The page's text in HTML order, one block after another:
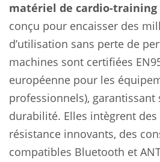
matériel de cardio-training
conçu pour encaisser des
d’utilisation sans perte de
machines sont certifiées
européenne pour les
professionnels), garantissant
durabilité. Elles intègrent des
résistance innovants, des
compatibles Bluetooth et